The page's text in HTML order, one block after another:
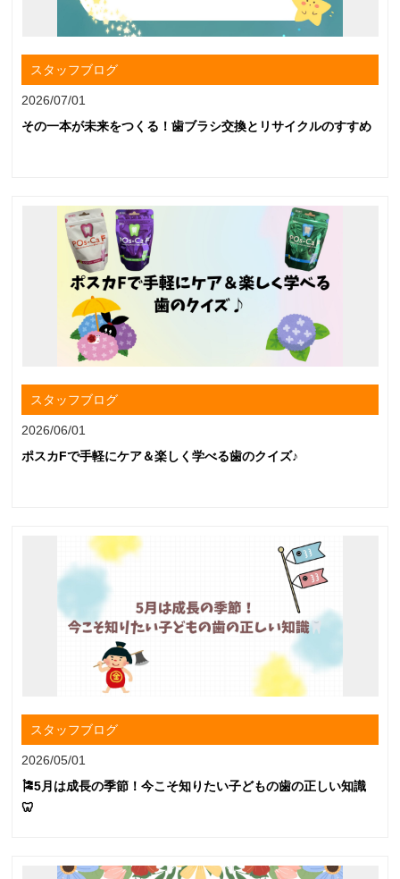
スタッフブログ
2026/07/01
その一本が未来をつくる！歯ブラシ交換とリサイクルのすすめ
スタッフブログ
2026/06/01
ポスカFで手軽にケア＆楽しく学べる歯のクイズ♪
スタッフブログ
2026/05/01
🎏5月は成長の季節！今こそ知りたい子どもの歯の正しい知識
🦷